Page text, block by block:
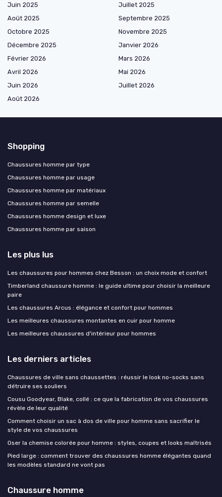
Juin 2025
Juillet 2025
Août 2025
Septembre 2025
Octobre 2025
Novembre 2025
Décembre 2025
Janvier 2026
Février 2026
Mars 2026
Avril 2026
Mai 2026
Juin 2026
Juillet 2026
Août 2026
Shopping
Chaussures homme par type
Chaussures homme par usage
Chaussures homme par matériaux
Chaussures homme par semelle
Chaussures homme design et luxe
Chaussures homme par saison
Les plus lus
Les chaussures pour hommes chez Besson : un choix mode et confort
Timberland chaussure homme : le guide ultime pour choisir la meilleure
paire
Les chaussures Arcus : élégance et confort pour hommes
Les meilleures chaussures montantes en cuir pour homme
Les meilleures chaussures d'intérieur pour hommes
Les derniers articles
Chaussures de ville sans chaussettes : réussir le look no-socks sans
détruire ses souliers
Cousu Goodyear, Blake, collé : ce que la fabrication de vos chaussures
révèle de leur qualité
Comment choisir un sac à dos de ville pour homme sans sacrifier le
style de vos chaussures
Oser la chemise colorée pour homme : styles, coupes et looks maîtrisés
Pied large : comment trouver des chaussures homme élégantes quand
les modèles standard ne vont pas
Chaussure homme